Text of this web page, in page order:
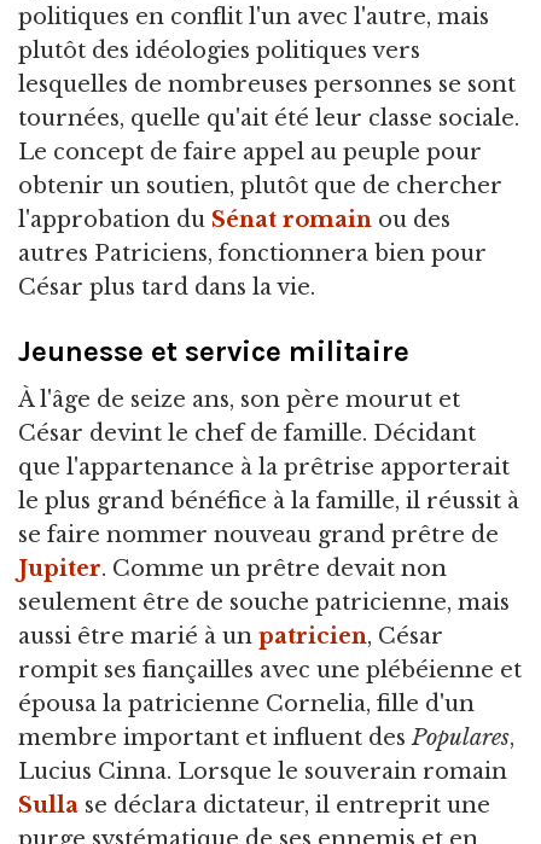
politiques en conflit l'un avec l'autre, mais
plutôt des idéologies politiques vers
lesquelles de nombreuses personnes se sont
tournées, quelle qu'ait été leur classe sociale.
Le concept de faire appel au peuple pour
obtenir un soutien, plutôt que de chercher
l'approbation du Sénat romain ou des
autres Patriciens, fonctionnera bien pour
César plus tard dans la vie.
Jeunesse et service militaire
À l'âge de seize ans, son père mourut et
César devint le chef de famille. Décidant
que l'appartenance à la prêtrise apporterait
le plus grand bénéfice à la famille, il réussit à
se faire nommer nouveau grand prêtre de
Jupiter. Comme un prêtre devait non
seulement être de souche patricienne, mais
aussi être marié à un patricien, César
rompit ses fiançailles avec une plébéienne et
épousa la patricienne Cornelia, fille d'un
membre important et influent desPopulares,
Lucius Cinna. Lorsque le souverain romain
Sulla se déclara dictateur, il entreprit une